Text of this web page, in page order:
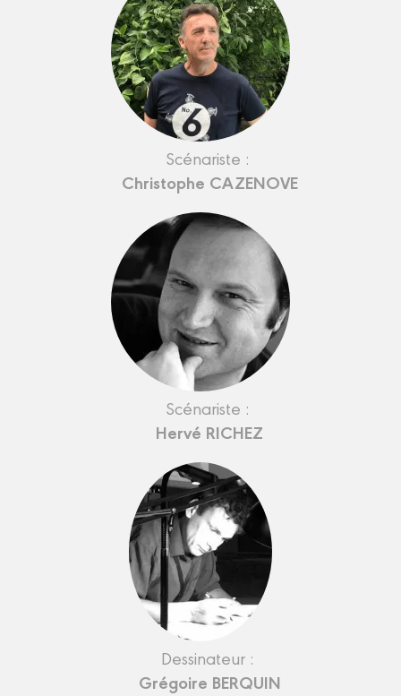
Scénariste :
Christophe CAZENOVE
Scénariste :
Hervé RICHEZ
Dessinateur :
Grégoire BERQUIN